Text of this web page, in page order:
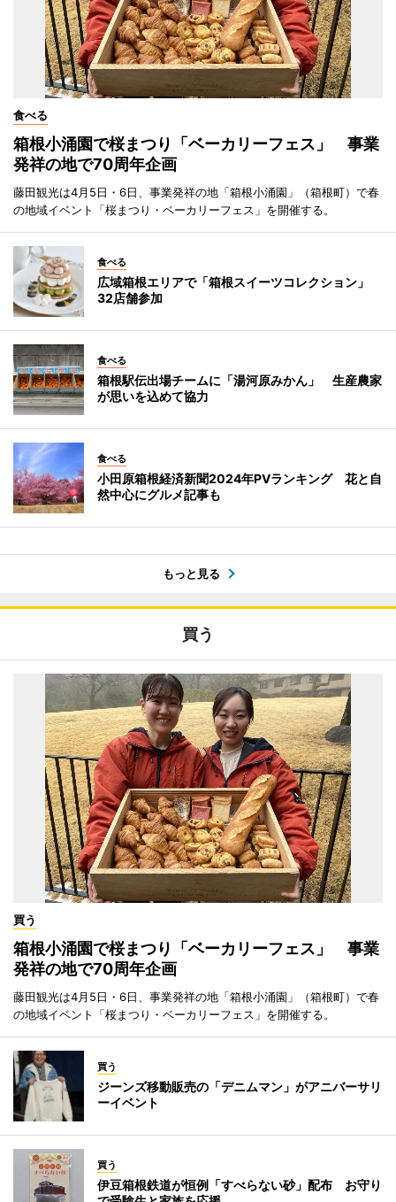
食べる
箱根小涌園で桜まつり「ベーカリーフェス」 事業
発祥の地で70周年企画
藤田観光は4月5日・6日、事業発祥の地「箱根小涌園」（箱根町）で春
の地域イベント「桜まつり・ベーカリーフェス」を開催する。
食べる
広域箱根エリアで「箱根スイーツコレクション」
32店舗参加
食べる
箱根駅伝出場チームに「湯河原みかん」 生産農家
が思いを込めて協力
食べる
小田原箱根経済新聞2024年PVランキング 花と自
然中心にグルメ記事も
もっと見る
買う
買う
箱根小涌園で桜まつり「ベーカリーフェス」 事業
発祥の地で70周年企画
藤田観光は4月5日・6日、事業発祥の地「箱根小涌園」（箱根町）で春
の地域イベント「桜まつり・ベーカリーフェス」を開催する。
買う
ジーンズ移動販売の「デニムマン」がアニバーサリ
ーイベント
買う
伊豆箱根鉄道が恒例「すべらない砂」配布 お守り